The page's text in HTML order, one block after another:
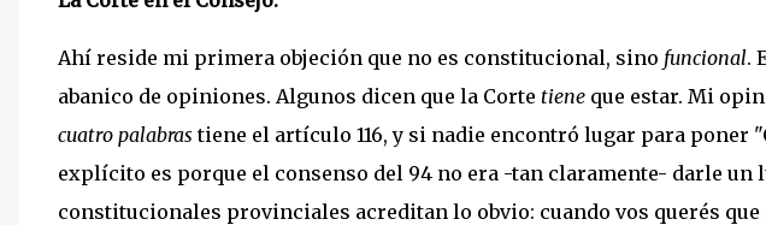
Ahí reside mi primera objeción que no es constitucional, sino funcional.
abanico de opiniones. Algunos dicen que la Corte tiene que estar. Mi
cuatro palabrastiene el artículo 116, y si nadie encontró lugar para poner
explícito es porque el consenso del 94 no era -tan claramente- darle un
constitucionales provinciales acreditan lo obvio: cuando vos querés que